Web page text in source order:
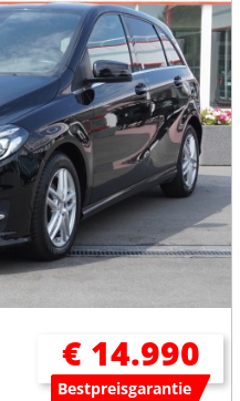
€ 14.990
Bestpreisgarantie